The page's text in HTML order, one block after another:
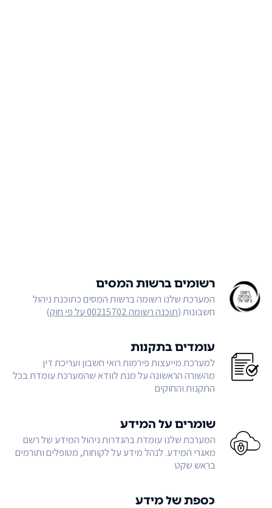
רשומים ברשות המסים
המערכת שלנו רשומה ברשות המסים כתוכנת ניהול
חשבונות (תוכנה רשומה 00215702 על פי חוק )
עומדים בתקנות
למערכת מייעצות פירמות רואי חשבון ועריכת דין
מהשורה הראשונה על מנת לוודא שהמערכת עומדת בכל
התקנות והחוקים
שומרים על המידע
המערכת שלנו עומדת בהגדרות ניהול המידע של רשם
מאגרי המידע. לנהל מידע על לקוחות, מטופלים ותורמים
בראש שקט
כספת של מידע